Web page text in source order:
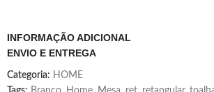
INFORMAÇÃO ADICIONAL
ENVIO E ENTREGA
Categoria: HOME